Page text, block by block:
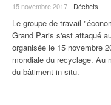
15 novembre 2017 - Déchets
Le groupe de travail
Grand Paris s'est attaqué
organisée le 15 novembre
mondiale du recyclage. Au
du bâtiment in situ.